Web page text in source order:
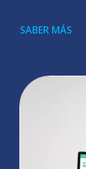
SABER MÁS